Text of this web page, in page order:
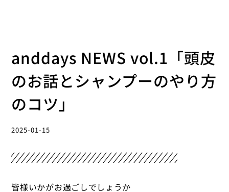
anddays NEWS vol.1「頭皮
のお話とシャンプーのやり方
のコツ」
2025-01-15
皆様いかがお過ごしでしょうか